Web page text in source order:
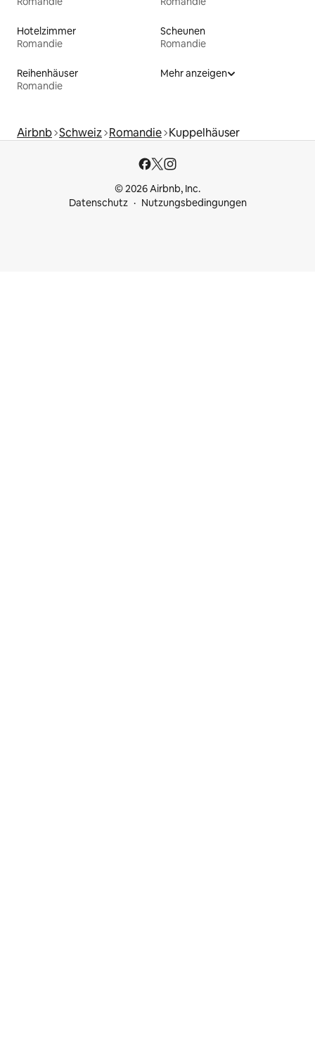
Hotelzimmer
Romandie
Scheunen
Romandie
Reihenhäuser
Romandie
Mehr anzeigen
Airbnb Schweiz Romandie Kuppelhäuser
© 2026 Airbnb, Inc.
Datenschutz
Nutzungsbedingungen